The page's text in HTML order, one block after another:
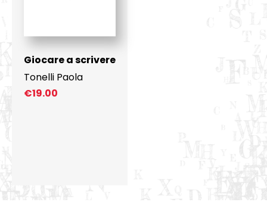
Giocare a scrivere
Tonelli Paola
€19.00